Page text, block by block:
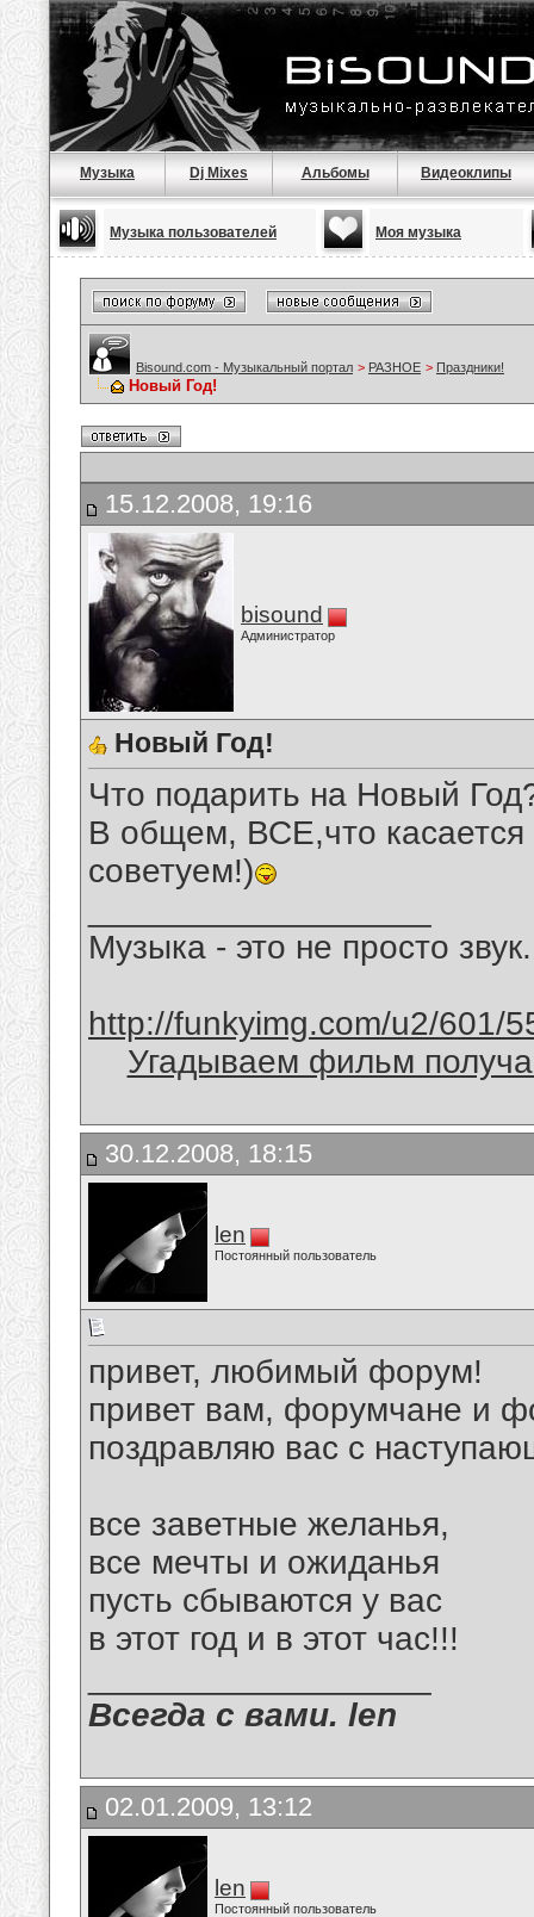
Музыка Dj Mixes Альбомы Видеоклипы
Музыка пользователей Моя музыка
Bisound.com - Музыкальный портал > РАЗНОЕ > Праздники!
Новый Год!
15.12.2008, 19:16
bisound
Администратор
Новый Год!
Что подарить на Новый
В общем, ВСЕ,что касается
советуем!)
Музыка - это не просто
http://funkyimg.com/u2/601/
Угадываем фильм
30.12.2008, 18:15
len
Постоянный пользователь
привет, любимый форум!
привет вам, форумчане и
поздравляю вас с
все заветные желанья,
все мечты и ожиданья
пусть сбываются у вас
в этот год и в этот час!!!
Всегда с вами. len
02.01.2009, 13:12
len
Постоянный пользователь